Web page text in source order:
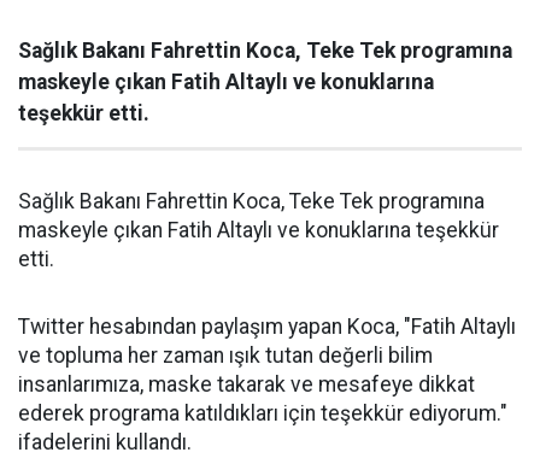
Sağlık Bakanı Fahrettin Koca, Teke Tek programına
maskeyle çıkan Fatih Altaylı ve konuklarına
teşekkür etti.
Sağlık Bakanı Fahrettin Koca, Teke Tek programına
maskeyle çıkan Fatih Altaylı ve konuklarına teşekkür
etti.
Twitter hesabından paylaşım yapan Koca, "Fatih Altaylı
ve topluma her zaman ışık tutan değerli bilim
insanlarımıza, maske takarak ve mesafeye dikkat
ederek programa katıldıkları için teşekkür ediyorum."
ifadelerini kullandı.